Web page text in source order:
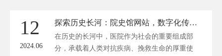
12
2024.06
探索历史长河：院史馆网站，数字化传承之旅
在历史的长河中，医院作为社会的重要组成部
分，承载着人类对抗疾病、挽救生命的厚重使